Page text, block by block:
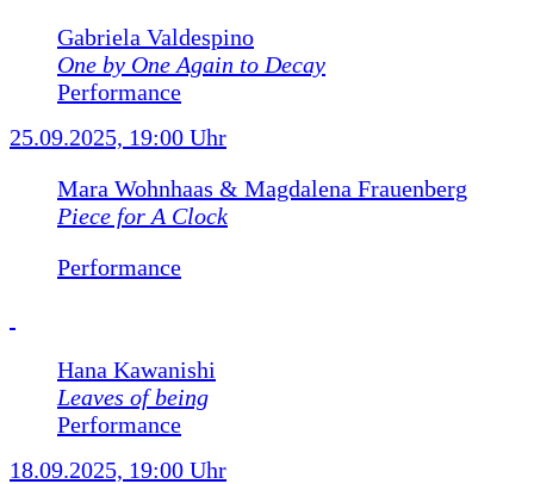
Gabriela Valdespino
One by One Again to Decay
Performance
25.09.2025, 19:00 Uhr
Mara Wohnhaas & Magdalena Frauenberg
Piece for A Clock
Performance
Hana Kawanishi
Leaves of being
Performance
18.09.2025, 19:00 Uhr